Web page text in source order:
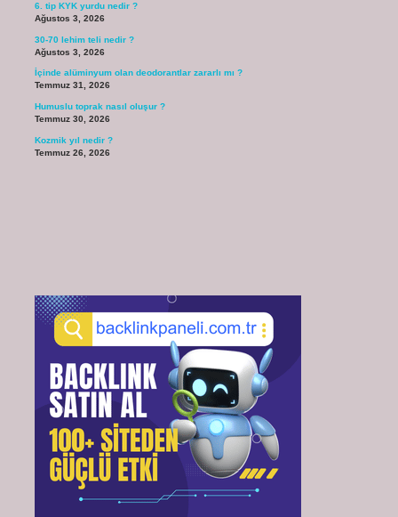
6. tip KYK yurdu nedir ?
Ağustos 3, 2026
30-70 lehim teli nedir ?
Ağustos 3, 2026
İçinde alüminyum olan deodorantlar zararlı mı ?
Temmuz 31, 2026
Humuslu toprak nasıl oluşur ?
Temmuz 30, 2026
Kozmik yıl nedir ?
Temmuz 26, 2026